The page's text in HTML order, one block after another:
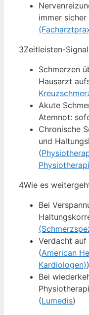
immer
3Zeitleisten-Signal
Schmerzen
Hausarzt
Akute
Atemnot:
Chronische
und
(
4Wie es
Bei
Verdacht auf
(American
Kardiologen))
Bei
(Lumedis)